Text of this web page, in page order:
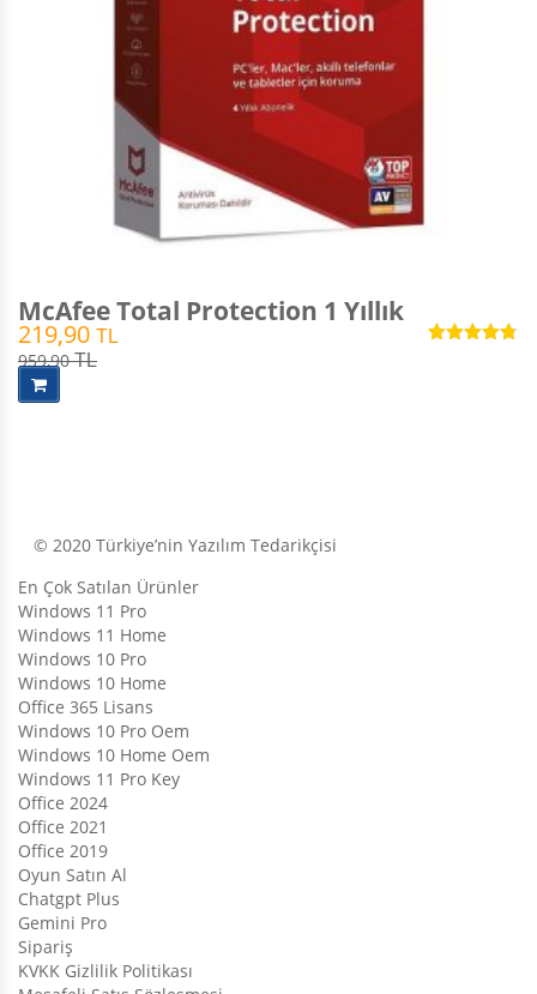
McAfee Total Protection 1 Yıllık
219,90 TL
959,90TL
© 2020 Türkiye’nin Yazılım Tedarikçisi
En Çok Satılan Ürünler
Windows 11 Pro
Windows 11 Home
Windows 10 Pro
Windows 10 Home
Office 365 Lisans
Windows 10 Pro Oem
Windows 10 Home Oem
Windows 11 Pro Key
Office 2024
Office 2021
Office 2019
Oyun Satın Al
Chatgpt Plus
Gemini Pro
Sipariş
KVKK Gizlilik Politikası